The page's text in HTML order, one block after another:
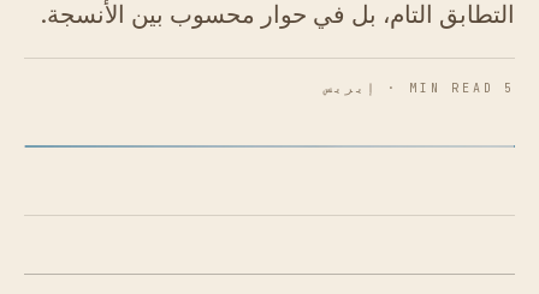
التطابق التام، بل في حوار محسوب بين الأنسجة.
5 MIN READ · إيريس